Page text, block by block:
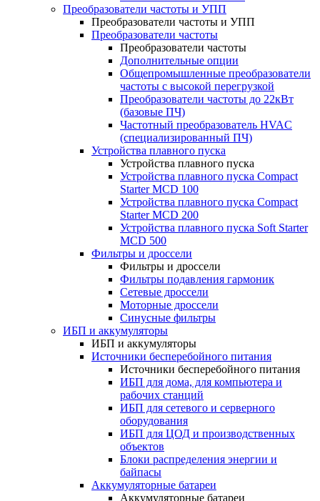
Преобразователи частоты и УПП
Преобразователи частоты и УПП
Преобразователи частоты
Преобразователи частоты
Дополнительные опции
Общепромышленные преобразователи
частоты с высокой перегрузкой
Преобразователи частоты до 22кВт
(базовые ПЧ)
Частотный преобразователь HVAC
(специализированный ПЧ)
Устройства плавного пуска
Устройства плавного пуска
Устройства плавного пуска Compact
Starter MCD 100
Устройства плавного пуска Compact
Starter MCD 200
Устройства плавного пуска Soft Starter
MCD 500
Фильтры и дроссели
Фильтры и дроссели
Фильтры подавления гармоник
Сетевые дроссели
Моторные дроссели
Синусные фильтры
ИБП и аккумуляторы
ИБП и аккумуляторы
Источники бесперебойного питания
Источники бесперебойного питания
ИБП для дома, для компьютера и
рабочих станций
ИБП для сетевого и серверного
оборудования
ИБП для ЦОД и производственных
объектов
Блоки распределения энергии и
байпасы
Аккумуляторные батареи
Аккумуляторные батареи